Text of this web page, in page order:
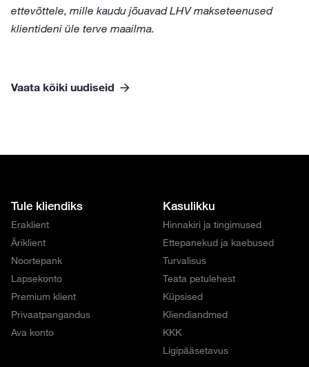
ettevõttele, mille kaudu jõuavad LHV makseteenused
klientideni üle terve maailma.
Vaata kõiki uudiseid
Tule kliendiks
Eraklient
Äriklient
Noortepank
Lapsekonto
Premium klient
Privaatpangandus
Ava konto
Kasulikku
Hinnakiri ja tingimused
Ettepanekud ja kaebused
Turvalisus
Teata petulehest
Küpsised
Kliendiandmed
KKK
Ligipääsetavus